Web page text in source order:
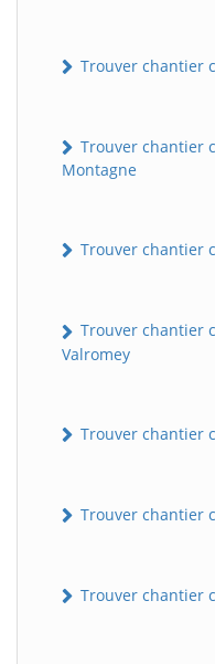
Trouver chantier
Trouver chantier
Montagne
Trouver chantier
Trouver chantier
Valromey
Trouver chantier
Trouver chantier
Trouver chantier